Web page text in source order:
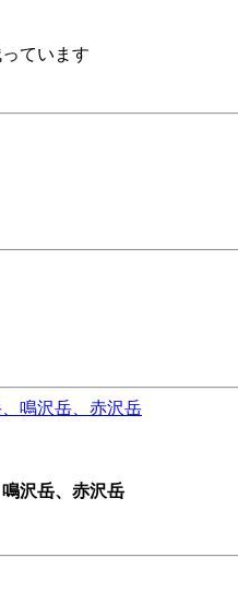
ています
沢岳、赤沢岳